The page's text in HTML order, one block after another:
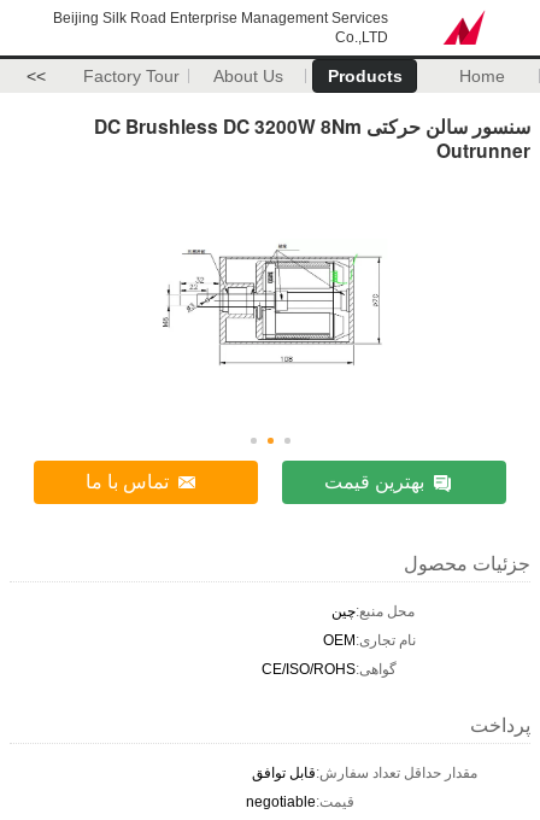
Beijing Silk Road Enterprise Management Services
Co.,LTD
Home
Products
About Us
Factory Tour
>>
سنسور سالن حرکتی DC Brushless DC 3200W 8Nm
Outrunner
بهترین قیمت تماس با ما
جزئیات محصول
محل منبع:چین
نام تجاری:OEM
گواهی:CE/ISO/ROHS
پرداخت
مقدار حداقل تعداد سفارش:قابل توافق
قیمت:negotiable